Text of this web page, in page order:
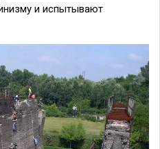
и испытывают